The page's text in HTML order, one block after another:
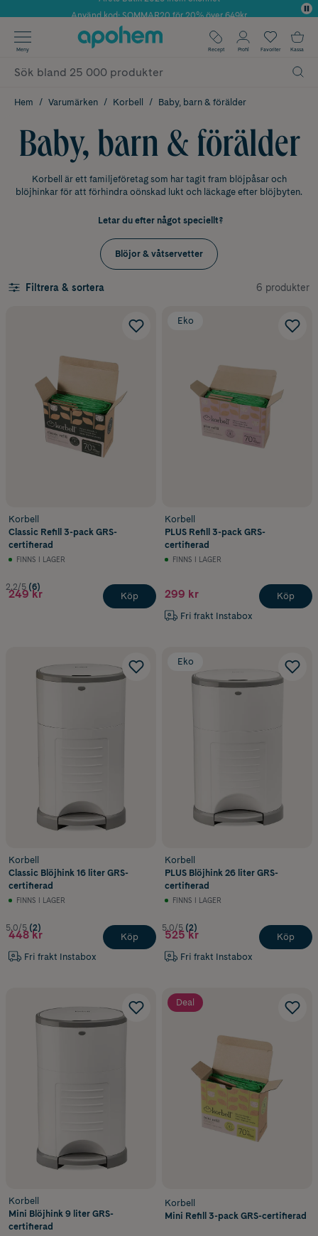
Årets Butik 2025 inom Skönhet
✓ Fri frakt
✓ Poäng på alla köp*
Meny Recept Profil Favoriter Kassa
Hem Varumärken Korbell Baby, barn & förälder
Baby, barn & förälder
Korbell är ett familjeföretag som har tagit fram blöjpåsar och
blöjhinkar för att förhindra oönskad lukt och läckage efter blöjbyten.
Letar du efter något speciellt?
Blöjor & våtservetter
Filtrera & sortera 6 produkter
Korbell
Classic Refill 3-pack GRS-
certifierad
FINNS I LAGER
2.2/5 (6)
249 kr Köp
Eko
Korbell
PLUS Refill 3-pack GRS-
certifierad
FINNS I LAGER
299 kr
Fri frakt Instabox
Köp
Korbell
Classic Blöjhink 16 liter GRS-
certifierad
FINNS I LAGER
5.0/5 (2)
448 kr
Fri frakt Instabox
Köp
Eko
Korbell
PLUS Blöjhink 26 liter GRS-
certifierad
FINNS I LAGER
5.0/5 (2)
525 kr
Fri frakt Instabox
Köp
Korbell
Mini Blöjhink 9 liter GRS-
certifierad
Deal
Korbell
Mini Refill 3-pack GRS-certifierad